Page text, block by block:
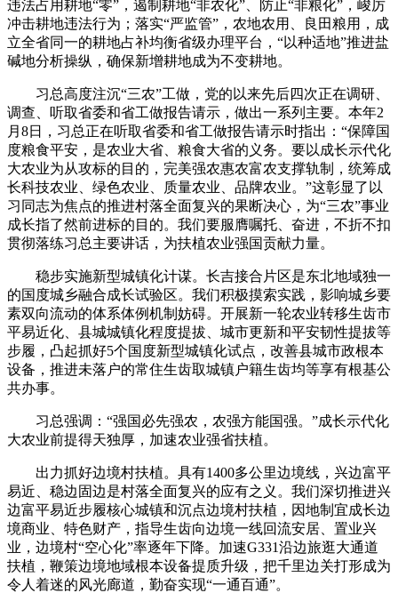
违法占用耕地“零”，遏制耕地“非农化”、防止“非粮化”，峻厉
冲击耕地违法行为；落实“严监管”，农地农用、良田粮用，成
立全省同一的耕地占补均衡省级办理平台，“以种适地”推进盐
碱地分析操纵，确保新增耕地成为不变耕地。
习总高度注沉“三农”工做，党的以来先后四次正在调研、
调查、听取省委和省工做报告请示，做出一系列主要。本年2
月8日，习总正在听取省委和省工做报告请示时指出：“保障国
度粮食平安，是农业大省、粮食大省的义务。要以成长示代化
大农业为从攻标的目的，完美强农惠农富农支撑轨制，统筹成
长科技农业、绿色农业、质量农业、品牌农业。”这彰显了以
习同志为焦点的推进村落全面复兴的果断决心，为“三农”事业
成长指了然前进标的目的。我们要服膺嘱托、奋进，不折不扣
贯彻落练习总主要讲话，为扶植农业强国贡献力量。
稳步实施新型城镇化计谋。长吉接合片区是东北地域独一
的国度城乡融合成长试验区。我们积极摸索实践，影响城乡要
素双向流动的体系体例机制妨碍。开展新一轮农业转移生齿市
平易近化、县城城镇化程度提拔、城市更新和平安韧性提拔等
步履，凸起抓好5个国度新型城镇化试点，改善县城市政根本
设备，推进未落户的常住生齿取城镇户籍生齿均等享有根基公
共办事。
习总强调：“强国必先强农，农强方能国强。”成长示代化
大农业前提得天独厚，加速农业强省扶植。
出力抓好边境村扶植。具有1400多公里边境线，兴边富平
易近、稳边固边是村落全面复兴的应有之义。我们深切推进兴
边富平易近步履核心城镇和沉点边境村扶植，因地制宜成长边
境商业、特色财产，指导生齿向边境一线回流安居、置业兴
业，边境村“空心化”率逐年下降。加速G331沿边旅逛大通道
扶植，鞭策边境地域根本设备提质升级，把千里边关打形成为
令人着迷的风光廊道，勤奋实现“一通百通”。